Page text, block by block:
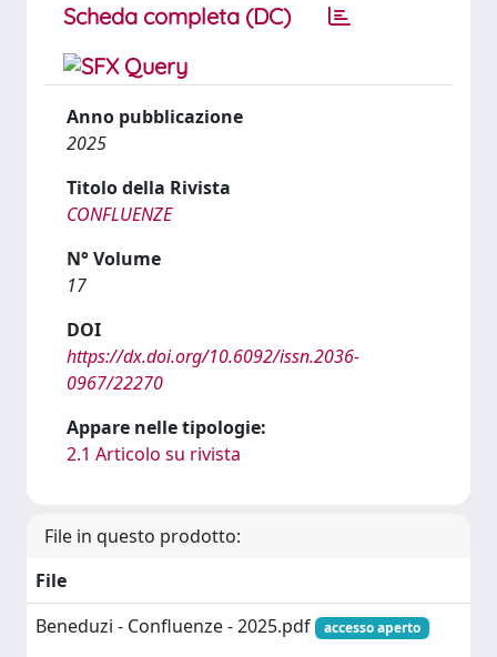
Scheda completa (DC)
Anno pubblicazione
2025
Titolo della Rivista
CONFLUENZE
N° Volume
17
DOI
https://dx.doi.org/10.6092/issn.2036-
0967/22270
Appare nelle tipologie:
2.1 Articolo su rivista
File in questo prodotto:
File
Beneduzi - Confluenze - 2025.pdf
accesso aperto